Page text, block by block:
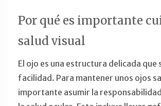
Por qué es importante
salud visual
El ojo es una estructura delicada que
facilidad. Para mantener unos ojos
importante asumir la